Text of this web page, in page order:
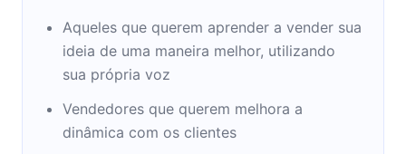
Oren é membro do comitê de investimentos
da Geyser Holding, onde é diretor desde
2006. Durante seu crescimento, ele foi
responsável por vendas, marketing, branding,
desenvolvimento de produtos e
Aqueles que querem aprender a vender sua
ideia de uma maneira melhor, utilizando
sua própria voz
Vendedores que querem melhora a
dinâmica com os clientes